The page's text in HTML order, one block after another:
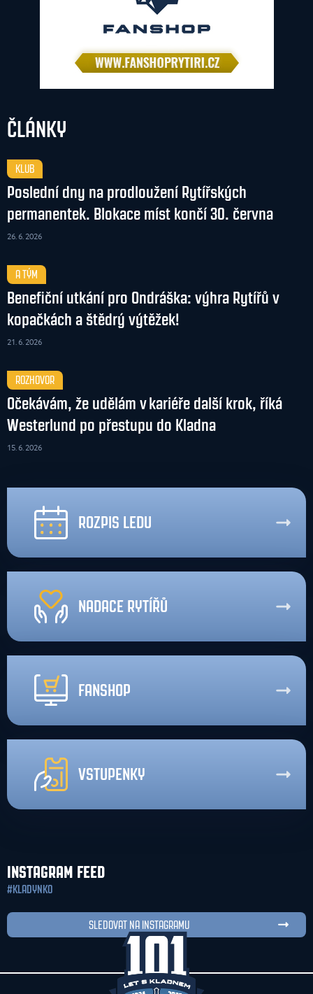
ČLÁNKY
KLUB
Poslední dny na prodloužení Rytířských
permanentek. Blokace míst končí 30. června
26. 6. 2026
A TÝM
Benefiční utkání pro Ondráška: výhra Rytířů v
kopačkách a štědrý výtěžek!
21. 6. 2026
ROZHOVOR
Očekávám, že udělám v kariéře další krok, říká
Westerlund po přestupu do Kladna
15. 6. 2026
ROZPIS LEDU
NADACE RYTÍŘŮ
FANSHOP
VSTUPENKY
INSTAGRAM FEED
#KLADYNKO
SLEDOVAT NA INSTAGRAMU